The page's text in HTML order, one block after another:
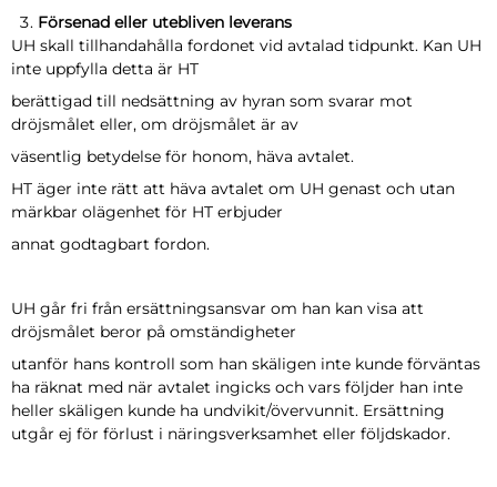
Försenad eller utebliven leverans
UH skall tillhandahålla fordonet vid avtalad tidpunkt. Kan UH
inte uppfylla detta är HT
berättigad till nedsättning av hyran som svarar mot
dröjsmålet eller, om dröjsmålet är av
väsentlig betydelse för honom, häva avtalet.
HT äger inte rätt att häva avtalet om UH genast och utan
märkbar olägenhet för HT erbjuder
annat godtagbart fordon.
UH går fri från ersättningsansvar om han kan visa att
dröjsmålet beror på omständigheter
utanför hans kontroll som han skäligen inte kunde förväntas
ha räknat med när avtalet ingicks och vars följder han inte
heller skäligen kunde ha undvikit/övervunnit. Ersättning
utgår ej för förlust i näringsverksamhet eller följdskador.